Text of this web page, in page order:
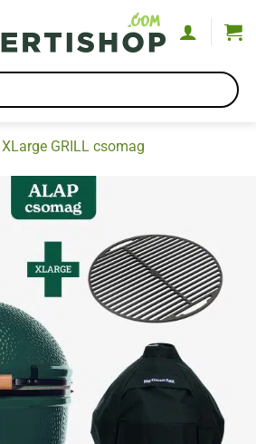
XLarge GRILL csomag